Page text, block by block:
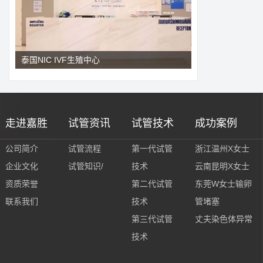
泰国NIC IVF生殖中心
走进嘉胜
公司简介
企业文化
资质荣誉
联系我们
试管资讯
试管流程
试管知识/
试管技术
第一代试管
技术
第二代试管
技术
第三代试管
技术
成功案例
浙江温州X女士
云南昆明X女士
东莞W女士输卵
管堵塞
丈夫染色体异常